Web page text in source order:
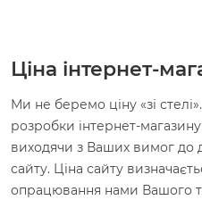
Ціна інтернет-
Ми не беремо ціну «зі
розробки інтернет-
виходячи з Ваших вимог до
сайту. Ціна сайту
опрацювання нами Вашого